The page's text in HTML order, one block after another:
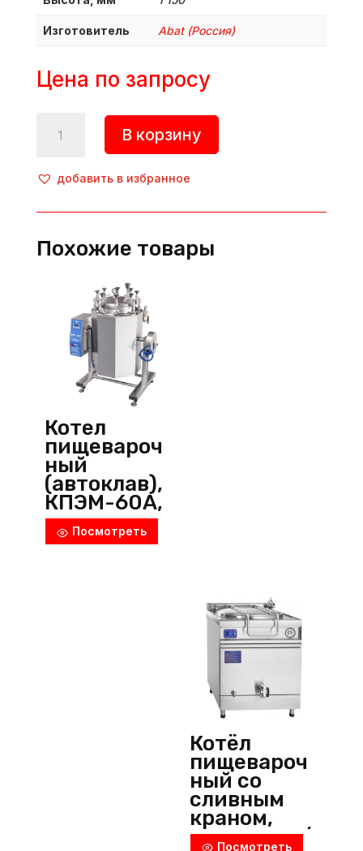
Изготовитель Abat (Россия)
Цена по запросу
товара
пищеварочный
миксером,
ОМ2,
В корзину
добавить в избранное
Похожие товары
Котел
пищевароч
ный
(автоклав),
КПЭМ-60А,
Abat
(Россия)
Посмотреть
Котёл
пищевароч
ный со
сливным
краном,
КПЭМ-200/
Посмотреть